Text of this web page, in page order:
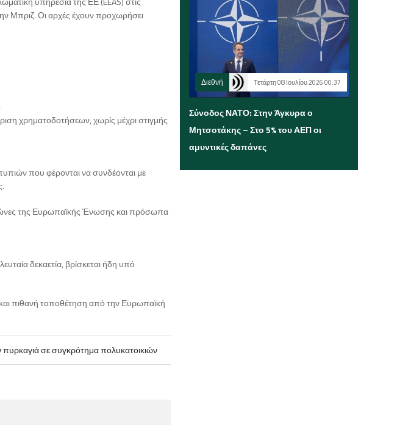
Μπριζ. Οι αρχές έχουν προχωρήσει
χρηματοδοτήσεων, χωρίς μέχρι στιγμής
που φέρονται να συνδέονται με
της Ευρωπαϊκής Ένωσης και πρόσωπα
δεκαετία, βρίσκεται ήδη υπό
και πιθανή τοποθέτηση από την Ευρωπαϊκή
σε συγκρότημα πολυκατοικιών
Διεθνή Τετάρτη 08 Ιουλίου 2026 00:37
Σύνοδος ΝΑΤΟ: Στην Άγκυρα ο
Μητσοτάκης – Στο 5% του ΑΕΠ οι
αμυντικές δαπάνες